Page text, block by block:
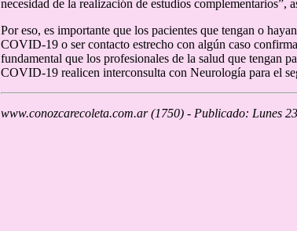
necesidad de la realización de estudios complementarios”,
Por eso, es importante que los pacientes que tengan o
COVID-19 o ser contacto estrecho con algún caso
fundamental que los profesionales de la salud que tengan
COVID-19 realicen interconsulta con Neurología para el
www.conozcarecoleta.com.ar (1750) - Publicado: Lunes